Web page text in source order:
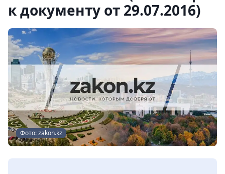
к документу от 29.07.2016)
Фото: zakon.kz